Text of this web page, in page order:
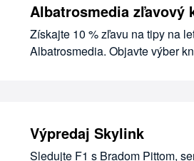
Albatrosmedia zľavový
Získajte 10 % zľavu na tipy na
Albatrosmedia. Objavte výber
Výpredaj Skylink
Sledujte F1 s Bradom Pittom,